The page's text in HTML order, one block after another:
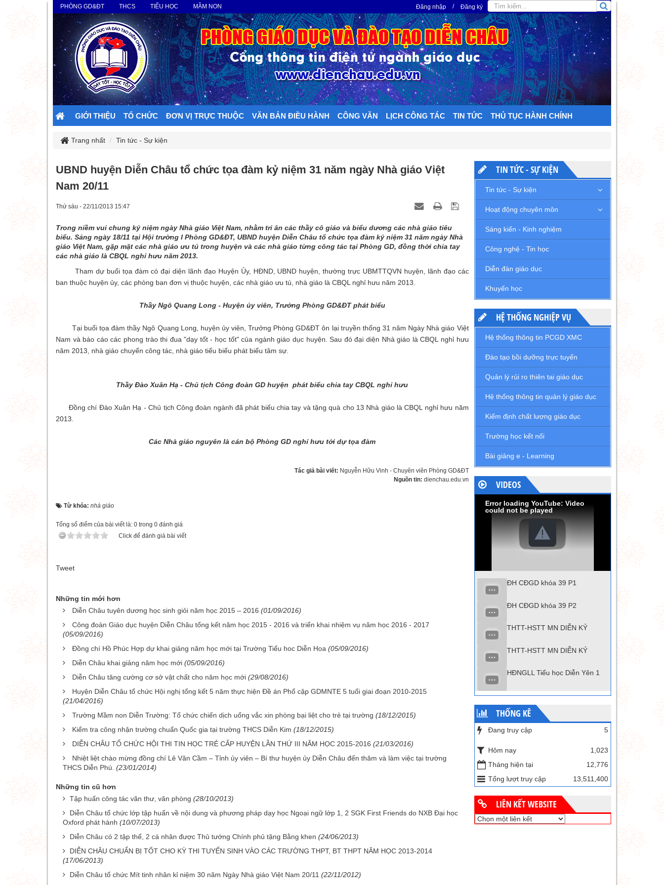
PHÒNG GD&ĐT THCS TIỂU HỌC MẦM NON Đăng nhập / Đăng ký
GIỚI THIỆU TỔ CHỨC ĐƠN VỊ TRỰC THUỘC VĂN BẢN ĐIỀU HÀNH CÔNG VĂN LỊCH CÔNG TÁC TIN TỨC THỦ TỤC HÀNH CHÍNH
Trang nhất Tin tức - Sự kiện
UBND huyện Diễn Châu tổ chức tọa đàm kỷ niệm 31 năm ngày Nhà giáo Việt
Nam 20/11
Thứ sáu - 22/11/2013 15:47
Trong niềm vui chung kỷ niệm ngày Nhà giáo Việt Nam, nhằm tri ân các thầy cô giáo và biểu dương các nhà giáo tiêu
biểu. Sáng ngày 18/11 tại Hội trường I Phòng GD&ĐT, UBND huyện Diễn Châu tổ chức tọa đàm kỷ niệm 31 năm ngày Nhà
giáo Việt Nam, gặp mặt các nhà giáo ưu tú trong huyện và các nhà giáo từng công tác tại Phòng GD, đồng thời chia tay
các nhà giáo là CBQL nghỉ hưu năm 2013.
Tham dự buổi tọa đàm có đại diện lãnh đạo Huyện Ủy, HĐND, UBND huyện, thường trực UBMTTQVN huyện, lãnh đạo các
ban thuộc huyện ủy, các phòng ban đơn vị thuộc huyện, các nhà giáo ưu tú, nhà giáo là CBQL nghỉ hưu năm 2013.
Thầy Ngô Quang Long - Huyện ủy viên, Trưởng Phòng GD&ĐT phát biểu
Tại buổi tọa đàm thầy Ngô Quang Long, huyện ủy viên, Trưởng Phòng GD&ĐT ôn lại truyền thống 31 năm Ngày Nhà giáo Việt
Nam và báo cáo các phong trào thi đua "dạy tốt - học tốt" của ngành giáo dục huyện. Sau đó đại diện Nhà giáo là CBQL nghỉ hưu
năm 2013, nhà giáo chuyển công tác, nhà giáo tiểu biểu phát biểu tâm sự.
Thầy Đào Xuân Hạ - Chủ tịch Công đoàn GD huyện phát biểu chia tay CBQL nghỉ hưu
Đồng chí Đào Xuân Hạ - Chủ tịch Công đoàn ngành đã phát biểu chia tay và tặng quà cho 13 Nhà giáo là CBQL nghỉ hưu năm
2013.
Các Nhà giáo nguyên là cán bộ Phòng GD nghỉ hưu tới dự tọa đàm
Tác giả bài viết: Nguyễn Hữu Vinh - Chuyên viên Phòng GD&ĐT
Nguồn tin: dienchau.edu.vn
Từ khóa: nhà giáo
Tổng số điểm của bài viết là: 0 trong 0 đánh giá
Click để đánh giá bài viết
Tweet
Những tin mới hơn
Diễn Châu tuyên dương học sinh giỏi năm học 2015 – 2016 (01/09/2016)
Công đoàn Giáo dục huyện Diễn Châu tổng kết năm học 2015 - 2016 và triển khai nhiệm vụ năm học 2016 - 2017
(05/09/2016)
Đồng chí Hồ Phúc Hợp dự khai giảng năm học mới tại Trường Tiểu hoc Diễn Hoa (05/09/2016)
Diễn Châu khai giảng năm học mới (05/09/2016)
Diễn Châu tăng cường cơ sở vật chất cho năm học mới (29/08/2016)
Huyện Diễn Châu tổ chức Hội nghị tổng kết 5 năm thực hiện Đề án Phổ cập GDMNTE 5 tuổi giai đoạn 2010-2015
(21/04/2016)
Trường Mầm non Diễn Trường: Tổ chức chiến dịch uống vắc xin phòng bại liệt cho trẻ tại trường (18/12/2015)
Kiểm tra công nhận trường chuẩn Quốc gia tại trường THCS Diễn Kim (18/12/2015)
DIỄN CHÂU TỔ CHỨC HỘI THI TIN HỌC TRẺ CẤP HUYỆN LẦN THỨ III NĂM HỌC 2015-2016 (21/03/2016)
Nhiệt liệt chào mừng đồng chí Lê Văn Cầm – Tỉnh ủy viên – Bí thư huyện ủy Diễn Châu đến thăm và làm việc tại trường
THCS Diễn Phú. (23/01/2014)
Những tin cũ hơn
Tập huấn công tác văn thư, văn phòng (28/10/2013)
Diễn Châu tổ chức lớp tập huấn về nội dung và phương pháp dạy học Ngoại ngữ lớp 1, 2 SGK First Friends do NXB Đại học
Oxford phát hành (10/07/2013)
Diễn Châu có 2 tập thể, 2 cá nhân được Thủ tướng Chính phủ tặng Bằng khen (24/06/2013)
DIỄN CHÂU CHUẨN BỊ TỐT CHO KỲ THI TUYỂN SINH VÀO CÁC TRƯỜNG THPT, BT THPT NĂM HỌC 2013-2014
(17/06/2013)
Diễn Châu tổ chức Mít tinh nhân kỉ niệm 30 năm Ngày Nhà giáo Việt Nam 20/11 (22/11/2012)
TIN TỨC - SỰ KIỆN
Tin tức - Sự kiện
Hoạt động chuyên môn
Sáng kiến - Kinh nghiệm
Công nghệ - Tin học
Diễn đàn giáo dục
Khuyến học
HỆ THỐNG NGHIỆP VỤ
Hệ thống thông tin PCGD XMC
Đào tạo bồi dưỡng trực tuyến
Quản lý rủi ro thiên tai giáo dục
Hệ thống thông tin quản lý giáo dục
Kiểm định chất lượng giáo dục
Trường học kết nối
Bài giảng e - Learning
VIDEOS
Error loading YouTube: Video
could not be played
ĐH CĐGD khóa 39 P1
ĐH CĐGD khóa 39 P2
THTT-HSTT MN DIỄN KỶ
THTT-HSTT MN DIỄN KỶ
HĐNGLL Tiểu học Diễn Yên 1
THỐNG KÊ
Đang truy cập 5
Hôm nay
1,023
Tháng hiện tại
12,776
Tổng lượt truy cập
13,511,400
LIÊN KẾT WEBSITE